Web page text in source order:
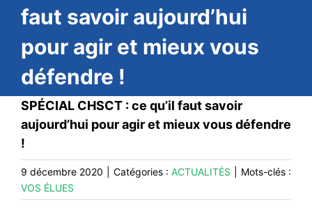
LES UNES
#ACTUALITÉS
DOSSIERS
PUBLICATIONS
#ACTIONS
#VOS ÉLUES
faut savoir aujourd’hui
pour agir et mieux vous
défendre !
SPÉCIAL CHSCT : ce qu’il faut savoir
aujourd’hui pour agir et mieux vous défendre
!
9 décembre 2020 Catégories : ACTUALITÉS
Mots-clés :
VOS ÉLUES